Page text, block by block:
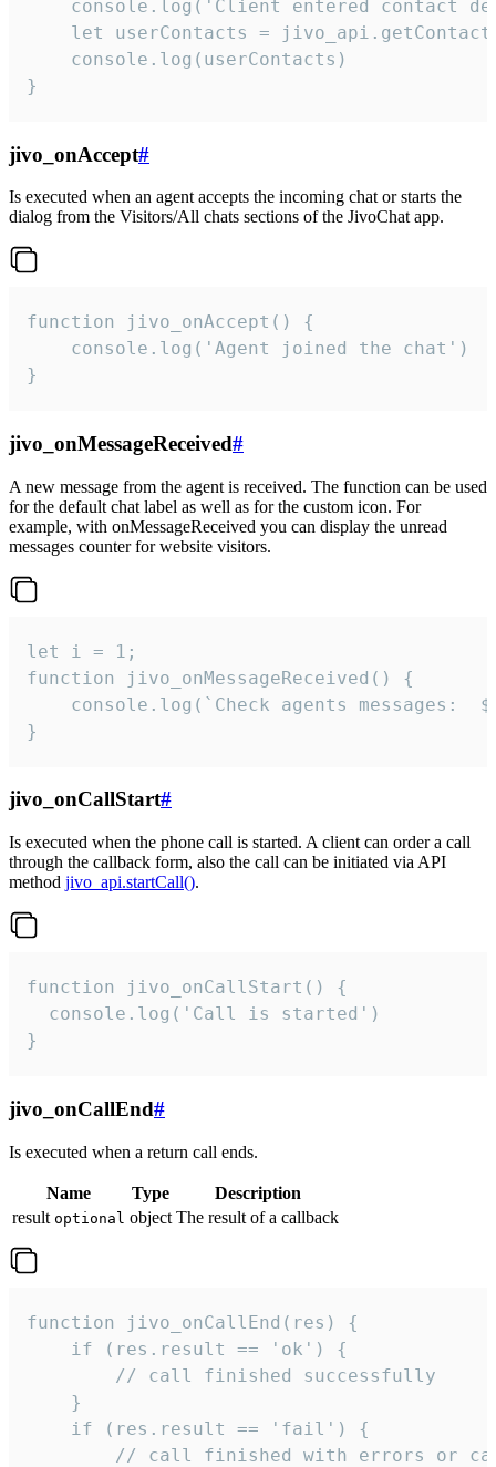
console.log('Client entered contact
let userContacts =
    console.log(userContacts)
}
jivo_onAccept#
Is executed when an agent accepts the incoming chat or starts the
dialog from the Visitors/All chats sections of the JivoChat app.
function jivo_onAccept() {
}
jivo_onMessageReceived#
A new message from the agent is received. The function can be used
for the default chat label as well as for the custom icon. For
example, with onMessageReceived you can display the unread
messages counter for website visitors.
let i = 1;
function jivo_onMessageReceived() {
}
jivo_onCallStart#
Is executed when the phone call is started. A client can order a call
through the callback form, also the call can be initiated via API
method jivo_api.startCall().
function jivo_onCallStart() {
  console.log('Call is started')
}
jivo_onCallEnd#
Is executed when a return call ends.
Name Type
Description
result optional object The result of a callback
function jivo_onCallEnd(res) {
    if (res.result == 'ok') {
        // call finished successfully
    }
    if (res.result == 'fail') {
// call finished with errors or